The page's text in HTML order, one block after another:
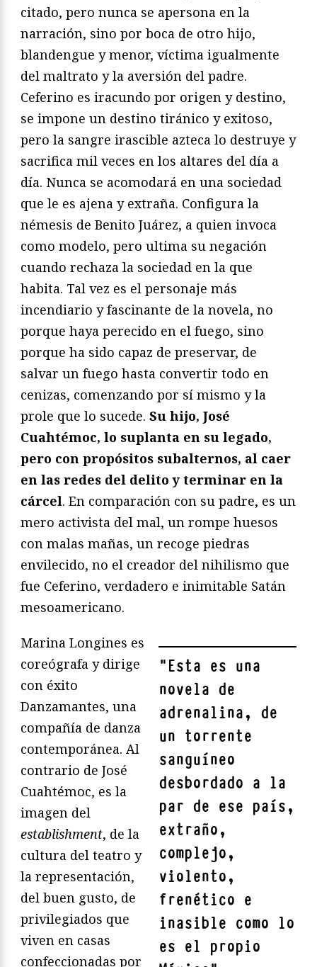
citado, pero nunca se apersona en la
narración, sino por boca de otro hijo,
blandengue y menor, víctima igualmente
del maltrato y la aversión del padre.
Ceferino es iracundo por origen y destino,
se impone un destino tiránico y exitoso,
pero la sangre irascible azteca lo destruye y
sacrifica mil veces en los altares del día a
día. Nunca se acomodará en una sociedad
que le es ajena y extraña. Configura la
némesis de Benito Juárez, a quien invoca
como modelo, pero ultima su negación
cuando rechaza la sociedad en la que
habita. Tal vez es el personaje más
incendiario y fascinante de la novela, no
porque haya perecido en el fuego, sino
porque ha sido capaz de preservar, de
salvar un fuego hasta convertir todo en
cenizas, comenzando por sí mismo y la
prole que lo sucede. Su hijo, José
Cuahtémoc, lo suplanta en su legado,
pero con propósitos subalternos, al caer
en las redes del delito y terminar en la
cárcel. En comparación con su padre, es un
mero activista del mal, un rompe huesos
con malas mañas, un recoge piedras
envilecido, no el creador del nihilismo que
fue Ceferino, verdadero e inimitable Satán
mesoamericano.
"Esta es una
novela de
adrenalina, de
un torrente
sanguíneo
desbordado a la
par de ese país,
extraño,
complejo,
violento,
frenético e
inasible como lo
es el propio
Marina Longines es
coreógrafa y dirige
con éxito
Danzamantes, una
compañía de danza
contemporánea. Al
contrario de José
Cuahtémoc, es la
imagen del
establishment, de la
cultura del teatro y
la representación,
del buen gusto, de
privilegiados que
viven en casas
confeccionadas por